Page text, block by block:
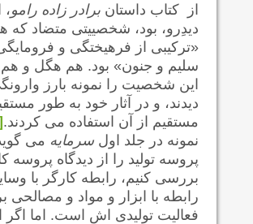
از کتاب داستانبرادر زاده رامو،
دیدِرو، بود، شخصییتی متضاد که
«ترکیبی از فرهیختگی و
سلیم و جنون» بود. هم هگل و
این شخصیت را نمونه بارز
دیدند، و در آثار خود به طور
مستقیم از آن استفاده می کردند.
نمونه در جلد اولسرمایه می
پروسه تولید را از دیدگاه پروسه
بررسی کنیم، رابطه کارگر با
رابطه با ابزار و مواد و مصالحی
فعالیت تولیدی اش است. اما اگر